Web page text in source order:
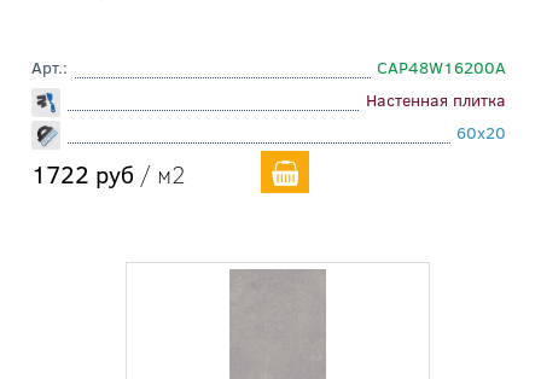
Арт.:
СAP48W16200A
Настенная плитка
60x20
1722 руб / м2